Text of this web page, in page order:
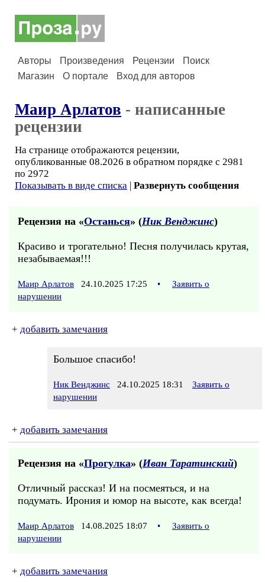
Авторы Произведения Рецензии
Поиск
Магазин
О портале Вход для авторов
Маир Арлатов - написанные
рецензии
На странице отображаются рецензии,
опубликованные 08.2026 в обратном порядке с 2981
по 2972
Показывать в виде списка | Развернуть сообщения
Рецензия на «Останься» (Ник Венджинс)
Красиво и трогательно! Песня получилась крутая,
незабываемая!!!
Маир Арлатов 24.10.2025 17:25 •
Заявить о
нарушении
+ добавить замечания
Большое спасибо!
Ник Венджинс 24.10.2025 18:31
Заявить о
нарушении
+ добавить замечания
Рецензия на «Прогулка» (Иван Таратинский)
Отличный рассказ! И на посмеяться, и на
подумать. Ирония и юмор на высоте, как всегда!
Маир Арлатов 14.08.2025 18:07 •
Заявить о
нарушении
+ добавить замечания